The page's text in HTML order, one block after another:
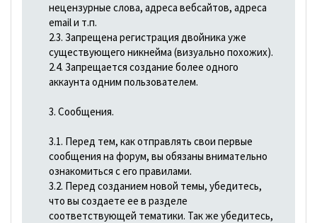
нецензурные слова, адреса вебсайтов, адреса
email и т.п.
2.3. Запрещена регистрация двойника уже
существующего никнейма (визуально похожих).
2.4. Запрещается создание более одного
аккаунта одним пользователем.
3. Сообщения.
3.1. Перед тем, как отправлять свои первые
сообщения на форум, вы обязаны внимательно
ознакомиться с его правилами.
3.2. Перед созданием новой темы, убедитесь,
что вы создаете ее в разделе
соответствующей тематики. Так же убедитесь,